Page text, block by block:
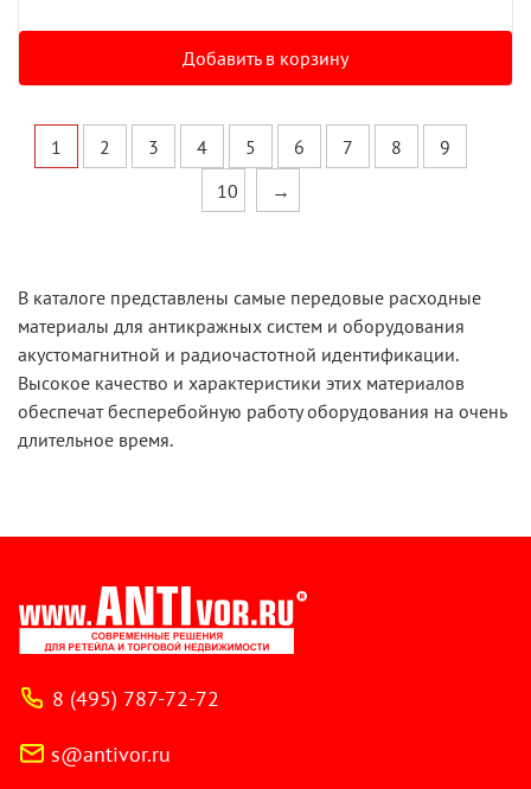
Добавить в корзину
1 2 3 4 5 6 7 8
9
10
→
В каталоге представлены самые передовые расходные
материалы для антикражных систем и оборудования
акустомагнитной и радиочастотной идентификации.
Высокое качество и характеристики этих материалов
обеспечат бесперебойную работу оборудования на очень
длительное время.
8 (495) 787-72-72
s@antivor.ru